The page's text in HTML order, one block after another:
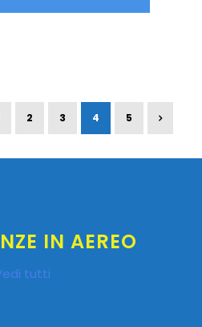
2 3 4 5
IN AEREO
tutti